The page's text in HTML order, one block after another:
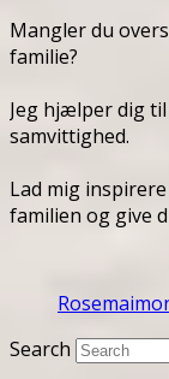
Mangler du
familie?
Jeg hjælper dig
samvittighed.
Lad mig
familien og give
Search